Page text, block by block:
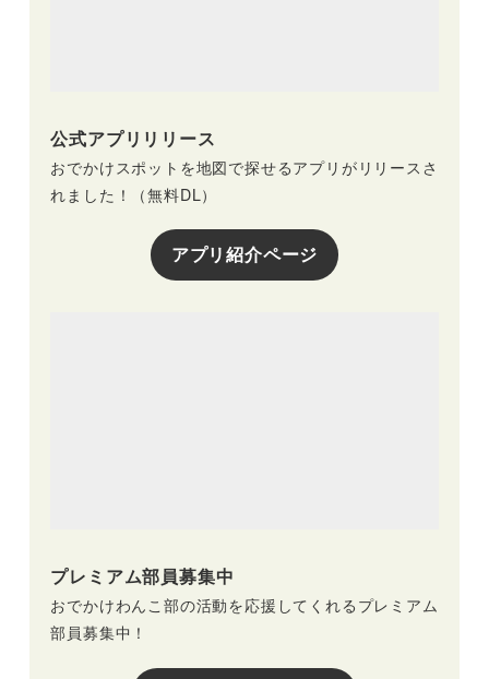
公式アプリリリース
おでかけスポットを地図で探せるアプリがリリースさ
れました！（無料DL）
アプリ紹介ページ
プレミアム部員募集中
おでかけわんこ部の活動を応援してくれるプレミアム
部員募集中！